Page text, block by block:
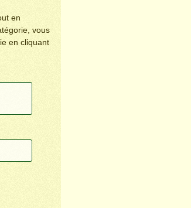
en
vous
en cliquant